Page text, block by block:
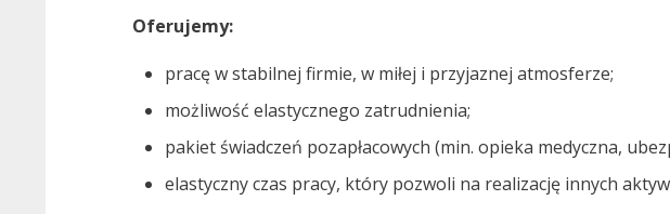
Oferujemy:
pracę w stabilnej firmie, w miłej i przyjaznej atmosferze;
możliwość elastycznego zatrudnienia;
pakiet świadczeń pozapłacowych (min. opieka medyczna,
elastyczny czas pracy, który pozwoli na realizację innych